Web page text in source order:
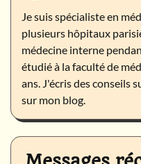
Je suis spécialiste en
plusieurs hôpitaux
médecine interne
étudié à la faculté de
ans. J'écris des conseils
sur mon blog.